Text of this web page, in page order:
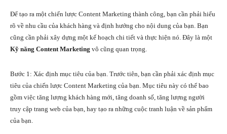
Để tạo ra một chiến lược Content Marketing thành công, bạn cần phải hiểu
rõ về nhu cầu của khách hàng và định hướng cho nội dung của bạn. Bạn
cũng cần phải xây dựng một kế hoạch chi tiết và thực hiện nó. Đây là một
Kỹ năng Content Marketing vô cũng quan trọng.
Bước 1: Xác định mục tiêu của bạn. Trước tiên, bạn cần phải xác định mục
tiêu của chiến lược Content Marketing của bạn. Mục tiêu này có thể bao
gồm việc tăng lượng khách hàng mới, tăng doanh số, tăng lượng người
truy cập trang web của bạn, hay tạo ra những cuộc tranh luận về sản phẩm
của bạn.